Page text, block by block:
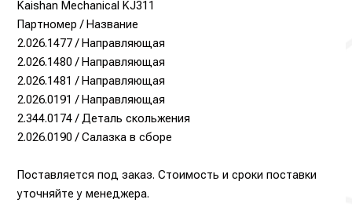
Kaishan Mechanical KJ311
Партномер / Название
2.026.1477 / Направляющая
2.026.1480 / Направляющая
2.026.1481 / Направляющая
2.026.0191 / Направляющая
2.344.0174 / Деталь скольжения
2.026.0190 / Салазка в сборе
Поставляется под заказ.Стоимость и сроки поставки
уточняйте у менеджера.